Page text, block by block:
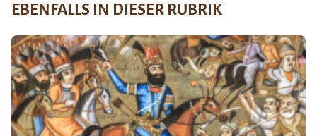
EBENFALLS IN DIESER RUBRIK